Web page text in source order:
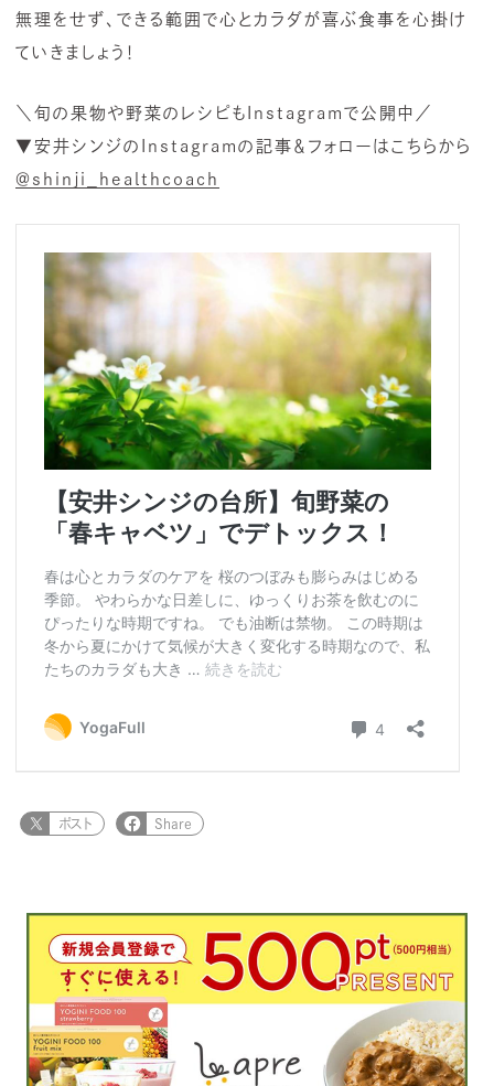
無理をせず、できる範囲で心とカラダが喜ぶ食事を心掛け
ていきましょう！
＼旬の果物や野菜のレシピもInstagramで公開中／
▼安井シンジのInstagramの記事＆フォローはこちらから
＠shinji_healthcoach
ポスト Share